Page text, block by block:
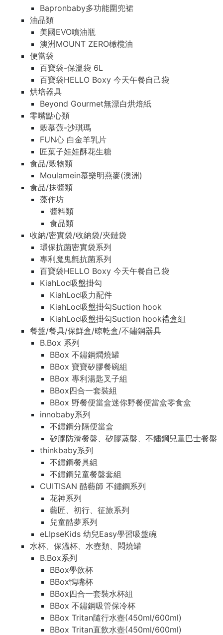
Bapronbaby多功能圍兜裙
油品類
美國EVO噴油瓶
澳洲MOUNT ZERO橄欖油
便當袋
百寶袋-保溫袋 6L
百寶袋HELLO Boxy 今天午餐自己袋
烘培器具
Beyond Gourmet無漂白烘焙紙
零嘴點心類
穀慕蒎-沙琪瑪
FUN心 白金羊乳片
匠菓子娃娃酥花生糖
食品/穀物類
Moulamein慕樂明燕麥(澳洲)
食品/抹醬類
藻作坊
醬料類
食品類
收納/密實袋/收納袋/夾鏈袋
環保抗菌密實袋系列
專利魔鬼氈抗菌系列
百寶袋HELLO Boxy 今天午餐自己袋
KiahLoc吸盤掛勾
KiahLoc吸力配件
KiahLoc吸盤掛勾Suction hook
KiahLoc吸盤掛勾Suction hook禮盒組
餐盤/餐具/保鮮盒/晾乾盒/不鏽鋼器具
B.Box 系列
BBox 不鏽鋼燜燒罐
BBox 寶寶矽膠餐碗組
BBox 專利湯匙叉子組
BBox四合一套裝組
BBox 野餐便當盒迷你野餐便當盒零食盒
innobaby系列
不鏽鋼分隔便當盒
矽膠防滑餐盤、矽膠蒸盤、不鏽鋼兒童巴士餐盤
thinkbaby系列
不鏽鋼餐具組
不鏽鋼兒童餐盤套組
CUITISAN 酷藝師 不鏽鋼系列
花神系列
藝匠、初行、征旅系列
兒童酷夢系列
eLIpseKids 幼兒Easy學習吸盤碗
水杯、保溫杯、水壺類、悶燒罐
B.Box系列
BBox學飲杯
BBox鴨嘴杯
BBox四合一套裝水杯組
BBox 不鏽鋼吸管保冷杯
BBox Tritan隨行水壺(450ml/600ml)
BBox Tritan直飲水壺(450ml/600ml)